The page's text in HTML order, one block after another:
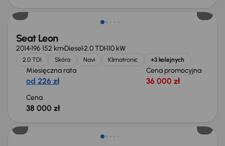
Seat Leon
2014196 152 kmDiesel2.0 TDI110 kW
2.0 TDI Skóra Navi Klimatronic +3 kolejnych
Miesięczna rata
od 226 zł
Cena promocyjna
36 000 zł
Cena
38 000 zł
Możliwość odliczenia VAT